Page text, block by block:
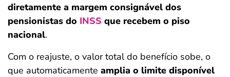
diretamente a margem consignável dos
pensionistas do INSS que recebem o piso
nacional.
Com o reajuste, o valor total do benefício sobe, o
que automaticamente amplia o limite disponível